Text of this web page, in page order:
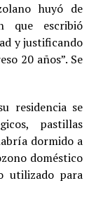
huyó de
que escribió
y justificando
20 años”. Se
residencia se
pastillas
dormido a
doméstico
utilizado para